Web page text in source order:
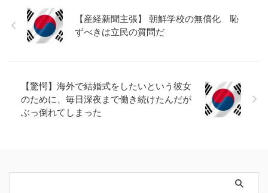
【産経新聞主張】 朝鮮学校の無償化 恥
ずべきは立民の質問だ
【驚愕】海外で結婚式をしたいという彼女
のために、毎日深夜まで働き続けたんだが
ぶっ倒れてしまった